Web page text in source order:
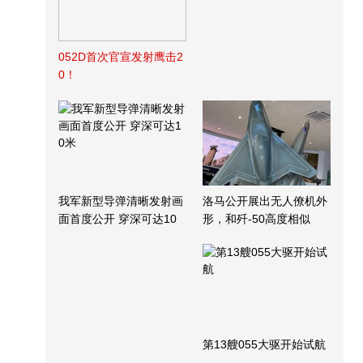
052D首次官宣发射鹰击2
0！
我军新型导弹清晰发射画
面首度公开 穿深可达10
洛马公开展出无人僚机外
形，和歼-50高度相似
第13艘055大驱开始试航